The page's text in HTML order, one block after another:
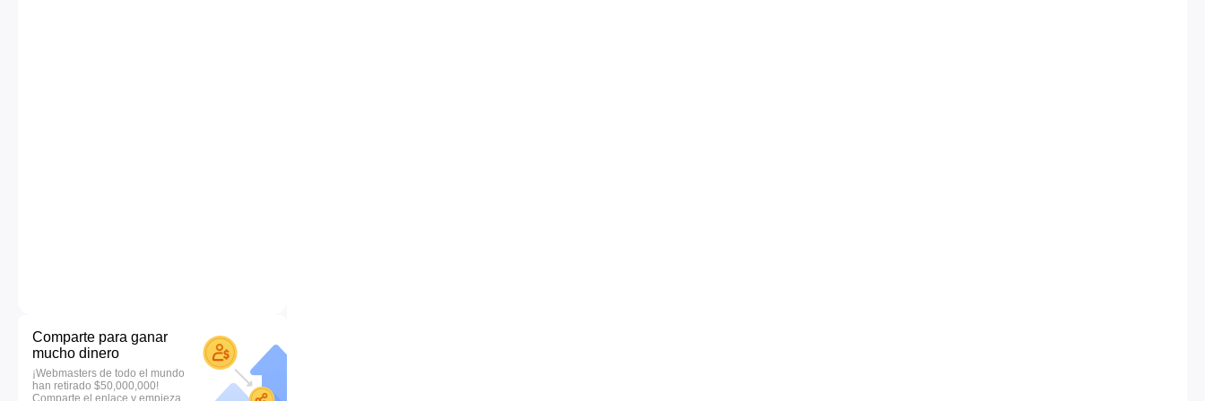
Comparte para ganar
mucho dinero
¡Webmasters de todo el mundo
han retirado $50,000,000!
Comparte el enlace y empieza